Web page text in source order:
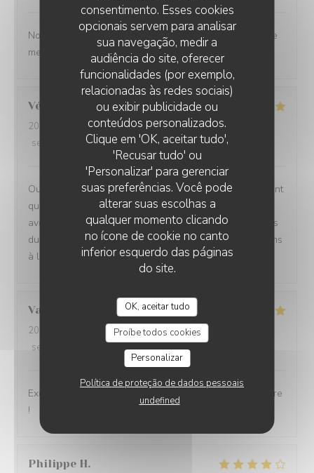
consentimento. Esses cookies
opcionais servem para analisar
sua navegação, medir a
audiência do site, oferecer
funcionalidades (por exemplo,
relacionadas às redes sociais)
ou exibir publicidade ou
conteúdos personalizados.
Clique em 'OK, aceitar tudo',
'Recusar tudo' ou
'Personalizar' para gerenciar
suas preferências. Você pode
alterar suas escolhas a
qualquer momento clicando
no ícone de cookie no canto
inferior esquerdo das páginas
do site.
OK, aceitar tudo
Proíbe todos cookies
Personalizar
Política de proteção de dados pessoais
undefined
Nous ne sommes mm jamais déçu. L’ail des ours reste le
meilleur restaurant d’Amiens et de loin.
Véronique D
2026-07-29
- 20:00 - guests 2
service
ambience:5 /5 menu:5/5 quality_price
Oui absolument nous recommandons votre établissement
qui est à la hauteur des recommandations que nous
avons eu Ce fut un moment délicieux dans tous les sens
du terme, belles et savoureuses découvertes, félicitations
à l ensemble du personnel en cuisine comme en salle
Valérie
2026-07-30
- 12:30 - guests 2
service
:5/5 menu:5/5
Excellente cuisine, raffinée, personnel très sympa, j'adore
!
Philippe H